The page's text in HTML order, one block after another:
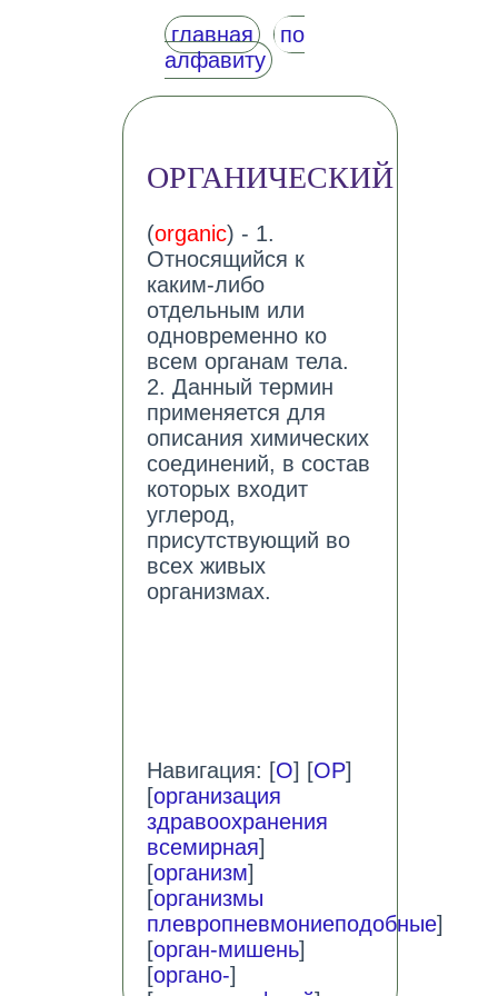
главная
по
алфавиту
ОРГАНИЧЕСКИЙ
(organic) - 1.
Относящийся к
каким-либо
отдельным или
одновременно ко
всем органам тела.
2. Данный термин
применяется для
описания химических
соединений, в состав
которых входит
углерод,
присутствующий во
всех живых
организмах.
Навигация: [О] [ОР]
[организация
здравоохранения
всемирная]
[организм]
[организмы
плевропневмониеподобные]
[орган-мишень]
[органо-]